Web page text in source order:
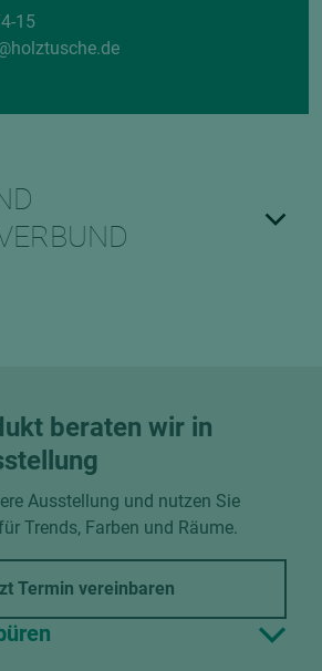
15
beraten wir in
Ausstellung und nutzen Sie
Trends, Farben und Räume.
Termin vereinbaren